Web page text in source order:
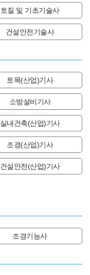
토질 및 기초기술사
건설안전기술사
토목(산업)기사
소방설비기사
실내건축(산업)기사
조경(산업)기사
건설안전(산업)기사
조경기능사